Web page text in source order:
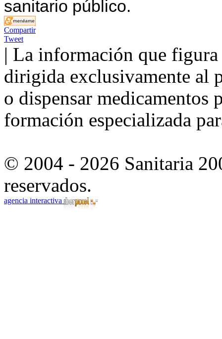
sanitario público.
Compartir
Tweet
| La información que
dirigida exclusivamente al
o dispensar medicamentos
formación especializada
© 2004 - 2026 Sanitaria
reservados.
agencia interactiva